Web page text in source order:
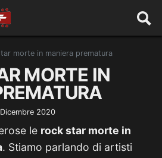
morte in maniera prematura
MORTE IN
2020
le rock star morte in
. Stiamo parlando di artisti